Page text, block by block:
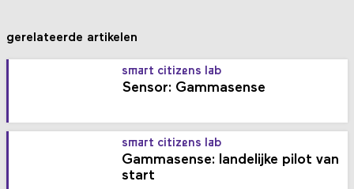
gerelateerde artikelen
smart citizens lab
Sensor: Gammasense
smart citizens lab
Gammasense: landelijke pilot van
start